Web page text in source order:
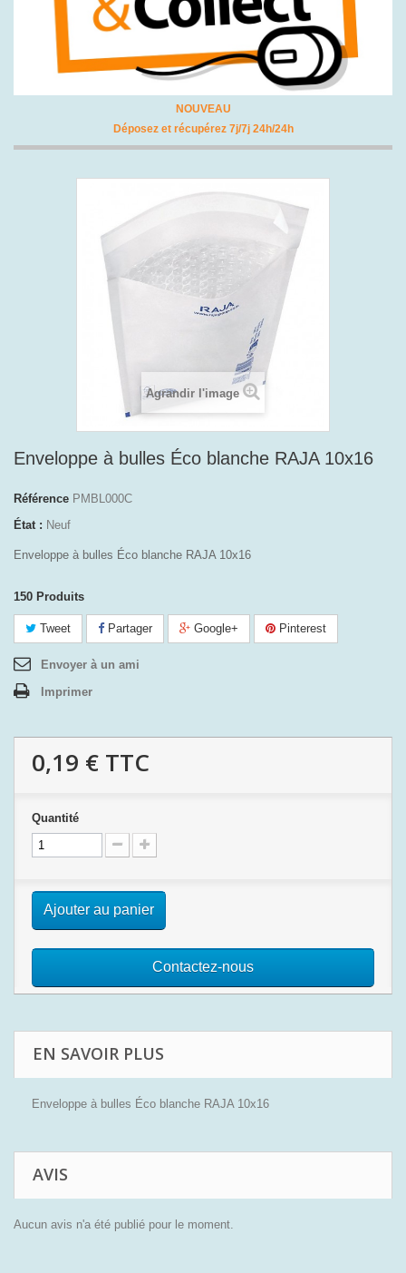
NOUVEAU
Déposez et récupérez 7j/7j 24h/24h
Agrandir l'image
Enveloppe à bulles Éco blanche RAJA 10x16
Référence PMBL000C
État : Neuf
Enveloppe à bulles Éco blanche RAJA 10x16
150 Produits
Tweet Partager Google+ Pinterest
Envoyer à un ami
Imprimer
0,19 € TTC
Quantité
Ajouter au panier
Contactez-nous
EN SAVOIR PLUS
Enveloppe à bulles Éco blanche RAJA 10x16
AVIS
Aucun avis n'a été publié pour le moment.